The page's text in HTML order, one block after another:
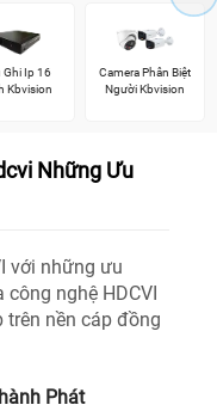
Ghi Ip 16
Kbvision
Camera Phân Biệt
Người Kbvision
Những Ưu
với những ưu
nghệ HDCVI
trên nền cáp đồng
Phát